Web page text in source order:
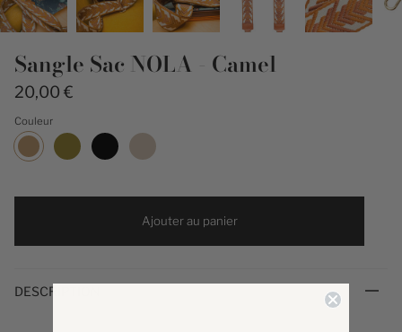
Sangle Sac NOLA - Camel
20,00 €
Couleur
Camel
Ajouter au panier
DESCRIPTION